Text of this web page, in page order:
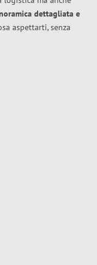
dettagliata e
aspettarti, senza